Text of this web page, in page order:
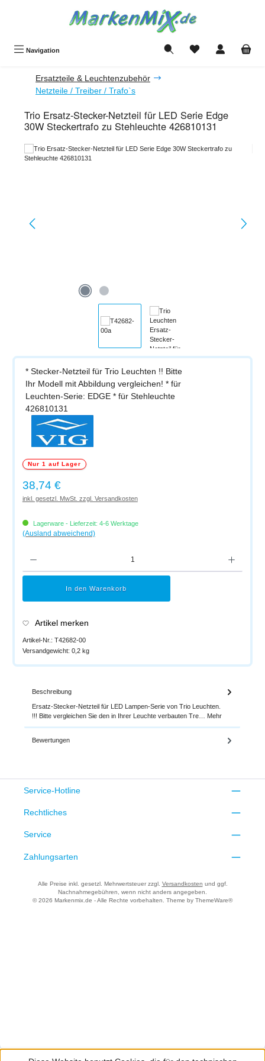
Navigation Du hast 0 Produkte
Ersatzteile & Leuchtenzubehör
Netzteile / Treiber / Trafo`s
Trio Ersatz-Stecker-Netzteil für LED Serie Edge
30W Steckertrafo zu Stehleuchte 426810131
Bildergalerie überspringen
* Stecker-Netzteil für Trio Leuchten !! Bitte
Ihr Modell mit Abbildung vergleichen! * für
Leuchten-Serie: EDGE * für Stehleuchte
426810131
Nur 1 auf Lager
Regulärer Preis:
38,74 €
inkl. gesetzl. MwSt. zzgl. Versandkosten
Lagerware - Lieferzeit: 4-6 Werktage
(Ausland abweichend)
In den Warenkorb
Artikel merken
Artikel-Nr.: T42682-00
Versandgewicht: 0,2 kg
Beschreibung
Ersatz-Stecker-Netzteil für LED Lampen-Serie von Trio Leuchten.
!!! Bitte vergleichen Sie den in Ihrer Leuchte verbauten Tre… Mehr
Bewertungen
Service-Hotline
Rechtliches
Service
Zahlungsarten
Alle Preise inkl. gesetzl. Mehrwertsteuer zzgl. Versandkosten und ggf.
Nachnahmegebühren, wenn nicht anders angegeben.
© 2026 Markenmix.de - Alle Rechte vorbehalten. Theme by ThemeWare®